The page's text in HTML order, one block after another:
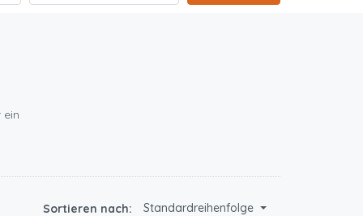
ein
Sortieren nach: Standardreihenfolge